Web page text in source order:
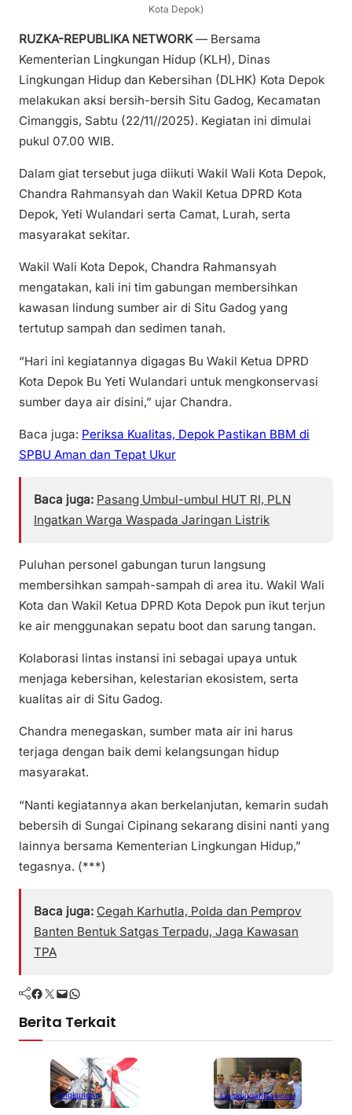
Kota Depok)
RUZKA-REPUBLIKA NETWORK— Bersama
Kementerian Lingkungan Hidup (KLH), Dinas
Lingkungan Hidup dan Kebersihan (DLHK) Kota Depok
melakukan aksi bersih-bersih Situ Gadog, Kecamatan
Cimanggis, Sabtu (22/11//2025). Kegiatan ini dimulai
pukul 07.00 WIB.
Dalam giat tersebut juga diikuti Wakil Wali Kota Depok,
Chandra Rahmansyah dan Wakil Ketua DPRD Kota
Depok, Yeti Wulandari serta Camat, Lurah, serta
masyarakat sekitar.
Wakil Wali Kota Depok, Chandra Rahmansyah
mengatakan, kali ini tim gabungan membersihkan
kawasan lindung sumber air di Situ Gadog yang
tertutup sampah dan sedimen tanah.
“Hari ini kegiatannya digagas Bu Wakil Ketua DPRD
Kota Depok Bu Yeti Wulandari untuk mengkonservasi
sumber daya air disini,” ujar Chandra.
Baca juga: Periksa Kualitas, Depok Pastikan BBM di
SPBU Aman dan Tepat Ukur
Baca juga: Pasang Umbul-umbul HUT RI, PLN
Ingatkan Warga Waspada Jaringan Listrik
Puluhan personel gabungan turun langsung
membersihkan sampah-sampah di area itu. Wakil Wali
Kota dan Wakil Ketua DPRD Kota Depok pun ikut terjun
ke air menggunakan sepatu boot dan sarung tangan.
Kolaborasi lintas instansi ini sebagai upaya untuk
menjaga kebersihan, kelestarian ekosistem, serta
kualitas air di Situ Gadog.
Chandra menegaskan, sumber mata air ini harus
terjaga dengan baik demi kelangsungan hidup
masyarakat.
“Nanti kegiatannya akan berkelanjutan, kemarin sudah
bebersih di Sungai Cipinang sekarang disini nanti yang
lainnya bersama Kementerian Lingkungan Hidup,”
tegasnya. (***)
Baca juga: Cegah Karhutla, Polda dan Pemprov
Banten Bentuk Satgas Terpadu, Jaga Kawasan
TPA
Facebook Twitter Mail WhatsApp
Berita Terkait
Lingkungan LingkunganNasional